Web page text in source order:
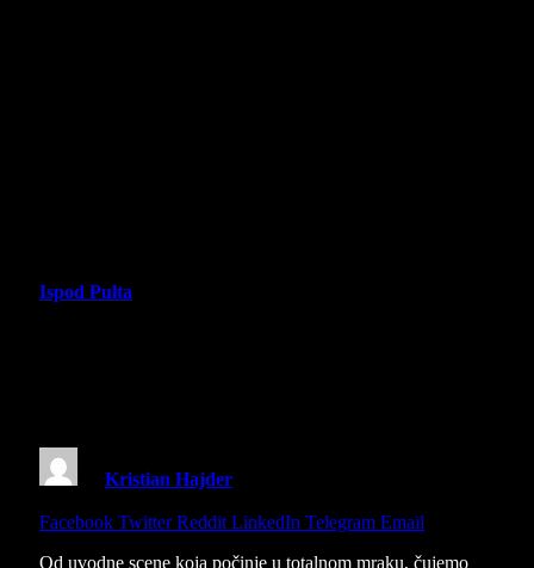
Ispod Pulta
Kristian Hajder
Facebook Twitter Reddit LinkedIn Telegram Email
Od uvodne scene koja počinje u totalnom mraku, čujemo